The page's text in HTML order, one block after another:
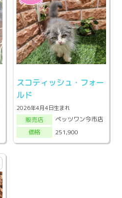
スコティッシュ・フォー
ルド
2026年4月4日生まれ
販売店
ペッツワン今市店
価格
251,900